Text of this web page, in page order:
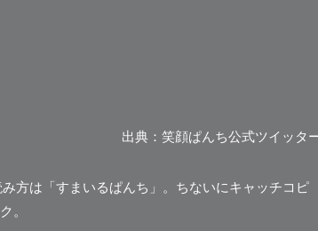
出典：笑顔ぱんち公式ツイッタ
方は「すまいるぱんち」。ちないにキャッチコピ
。